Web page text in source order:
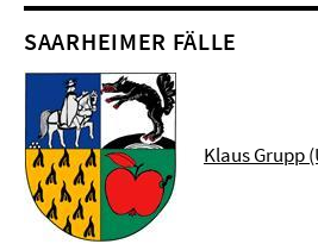
SAARHEIMER FÄLLE
Klaus Grupp